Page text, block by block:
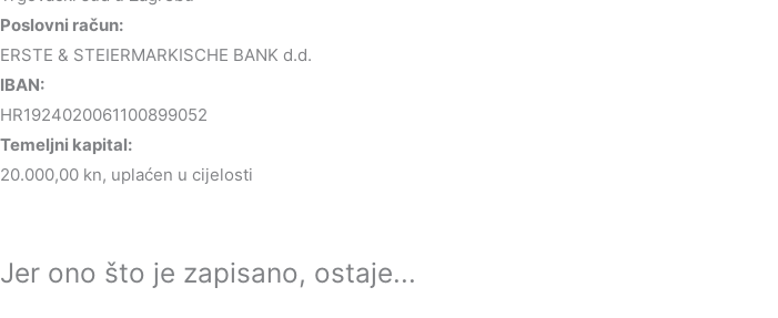
Poslovni račun:
ERSTE & STEIERMARKISCHE BANK d.d.
IBAN:
HR1924020061100899052
Temeljni kapital:
20.000,00 kn, uplaćen u cijelosti
Jer ono što je zapisano, ostaje...